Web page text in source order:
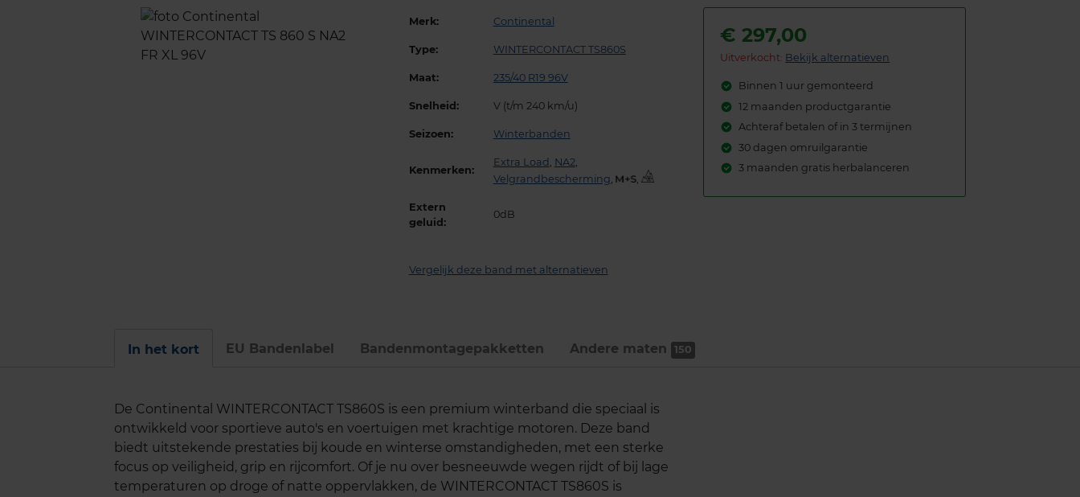
Merk: Continental
Type: WINTERCONTACT TS860S
Maat: 235/40 R19 96V
Snelheid: V (t/m 240 km/u)
Seizoen: Winterbanden
Kenmerken:
Extra Load , NA2,
Velgrandbescherming, ,
Extern
geluid:
0dB
Vergelijk deze band met alternatieven
€297,00
Uitverkocht: Bekijk alternatieven
Binnen 1 uur gemonteerd
12 maanden productgarantie
Achteraf betalen of in 3 termijnen
30 dagen omruilgarantie
3 maanden gratis herbalanceren
In het kort EU Bandenlabel Bandenmontage­pakketten Andere maten 150
De Continental WINTERCONTACT TS860S is een premium winterband die speciaal is
ontwikkeld voor sportieve auto's en voertuigen met krachtige motoren. Deze band
biedt uitstekende prestaties bij koude en winterse omstandigheden, met een sterke
focus op veiligheid, grip en rijcomfort. Of je nu over besneeuwde wegen rijdt of bij lage
temperaturen op droge of natte oppervlakken, de WINTERCONTACT TS860S is